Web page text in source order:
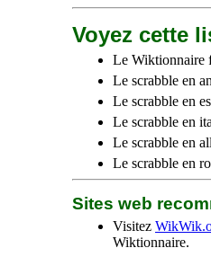
Voyez cette
Le Wiktionnaire
Le scrabble en
Le scrabble en
Le scrabble en
Le scrabble en
Le scrabble en
Sites web
Visitez
Wiktionnaire.